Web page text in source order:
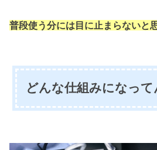
普段使う分には目に止まらないと
どんな仕組みになって